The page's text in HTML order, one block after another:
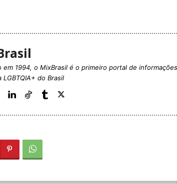
em 1994, o MixBrasil é o primeiro portal de informações
LGBTQIA+ do Brasil